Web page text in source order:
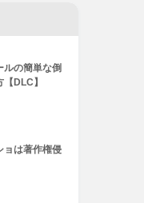
ルの簡単な倒
DLC】
ョは著作権侵